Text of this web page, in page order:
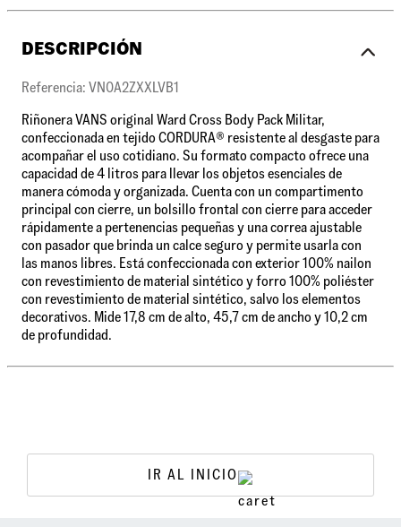
DESCRIPCIÓN
Referencia: VN0A2ZXXLVB1
Riñonera VANS original Ward Cross Body Pack Militar,
confeccionada en tejido CORDURA® resistente al desgaste para
acompañar el uso cotidiano. Su formato compacto ofrece una
capacidad de 4 litros para llevar los objetos esenciales de
manera cómoda y organizada. Cuenta con un compartimento
principal con cierre, un bolsillo frontal con cierre para acceder
rápidamente a pertenencias pequeñas y una correa ajustable
con pasador que brinda un calce seguro y permite usarla con
las manos libres. Está confeccionada con exterior 100% nailon
con revestimiento de material sintético y forro 100% poliéster
con revestimiento de material sintético, salvo los elementos
decorativos. Mide 17,8 cm de alto, 45,7 cm de ancho y 10,2 cm
de profundidad.
IR AL INICIO